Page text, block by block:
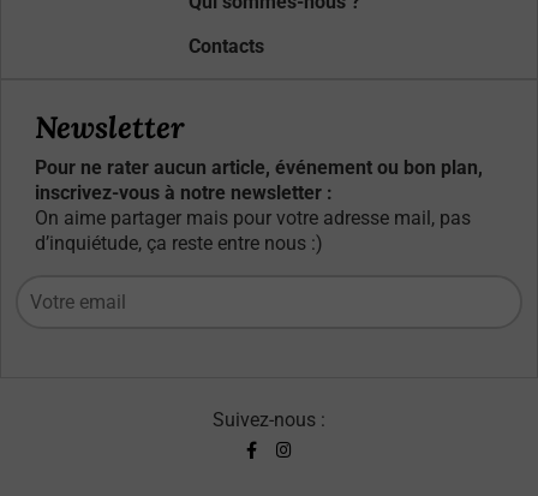
Contacts
Newsletter
Pour ne rater aucun article, événement ou bon plan,
inscrivez-vous à notre newsletter :
On aime partager mais pour votre adresse mail, pas
d’inquiétude, ça reste entre nous :)
Suivez-nous :